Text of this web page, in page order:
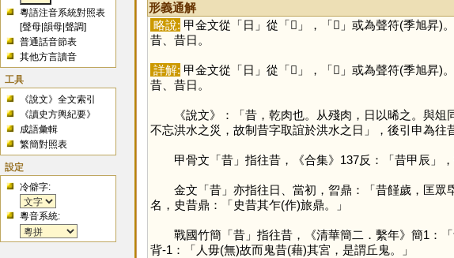
粵語注音系統對照表
[聲母 |韻母 |聲調]
普通話音節表
其他方言讀音
工具
《說文》全文索引
《讀史方輿紀要》
成語彙輯
繁簡對照表
設定
冷僻字:
粵音系統:
形義通解
略說: 甲金文從「日 」從「𡿧 」，「𡿧 」或為聲符(季旭昇)
昔、昔日。
詳解: 甲金文從「日 」從「𡿧 」，「𡿧 」或為聲符(季旭昇)
昔、昔日。
《說文》：「昔，乾肉也。从殘肉，日以晞之。與俎
不忘洪水之災，故制昔字取誼於洪水之日」，後引申為往
甲骨文「昔」指往昔，《合集》137反：「昔甲辰」
金文「昔」亦指往日、當初，曶鼎：「昔饉歲，匡眾
名，史昔鼎：「史昔其乍(作)旅鼎。」
戰國竹簡「昔」指往昔，《清華簡二．繫年》簡1：
背-1：「人毋(無)故而鬼昔(藉)其宮，是謂丘鬼。」